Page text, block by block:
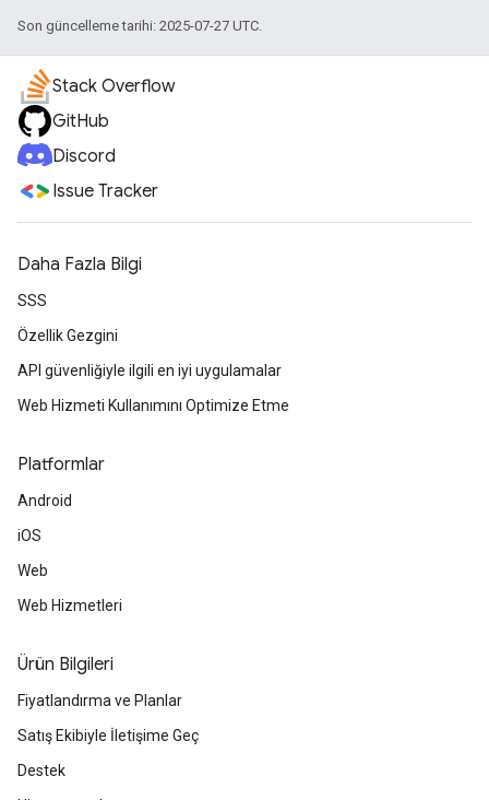
Son güncelleme tarihi: 2025-07-27 UTC.
Stack Overflow
GitHub
Discord
Issue Tracker
Daha Fazla Bilgi
SSS
Özellik Gezgini
API güvenliğiyle ilgili en iyi uygulamalar
Web Hizmeti Kullanımını Optimize Etme
Platformlar
Android
iOS
Web
Web Hizmetleri
Ürün Bilgileri
Fiyatlandırma ve Planlar
Satış Ekibiyle İletişime Geç
Destek